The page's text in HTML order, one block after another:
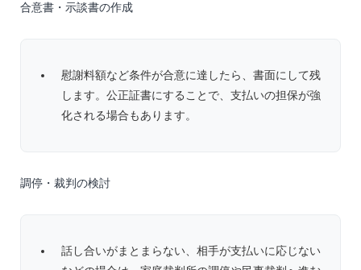
合意書・示談書の作成
慰謝料額など条件が合意に達したら、書面にして残
します。公正証書にすることで、支払いの担保が強
化される場合もあります。
調停・裁判の検討
話し合いがまとまらない、相手が支払いに応じない